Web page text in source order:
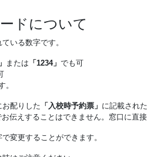
ドについて
いる数字です。
または 「1234」 でも可
配りした 「入校時予約票」 に記載され
伝えすることはできません。窓口に直接
変更することができます。